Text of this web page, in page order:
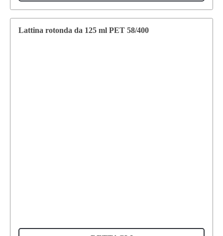
Lattina rotonda da 125 ml PET 58/400